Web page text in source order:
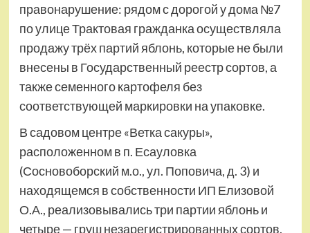
правонарушение: рядом с дорогой у дома №7
по улице Трактовая гражданка осуществляла
продажу трёх партий яблонь, которые не были
внесены в Государственный реестр сортов, а
также семенного картофеля без
соответствующей маркировки на упаковке.
В садовом центре «Ветка сакуры»,
расположенном в п. Есауловка
(Сосновоборский м.о., ул. Поповича, д. 3) и
находящемся в собственности ИП Елизовой
О.А., реализовывались три партии яблонь и
четыре — груш незарегистрированных сортов.